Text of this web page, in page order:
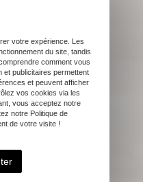
votre expérience. Les
du site, tandis
comment vous
et publicitaires permettent
et peuvent afficher
vos cookies via les
vous acceptez notre
notre Politique de
de votre visite !